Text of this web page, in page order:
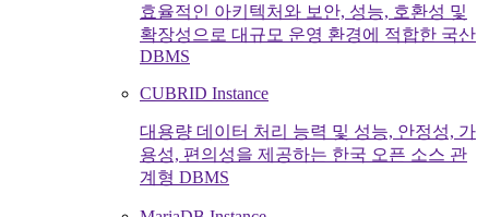
효율적인 아키텍처와 보안, 성능, 호환성 및
확장성으로 대규모 운영 환경에 적합한 국산
DBMS
CUBRID Instance
대용량 데이터 처리 능력 및 성능, 안정성, 가
용성, 편의성을 제공하는 한국 오픈 소스 관
계형 DBMS